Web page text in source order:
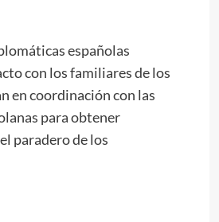
españolas
con los familiares de los
en coordinación con las
para obtener
paradero de los